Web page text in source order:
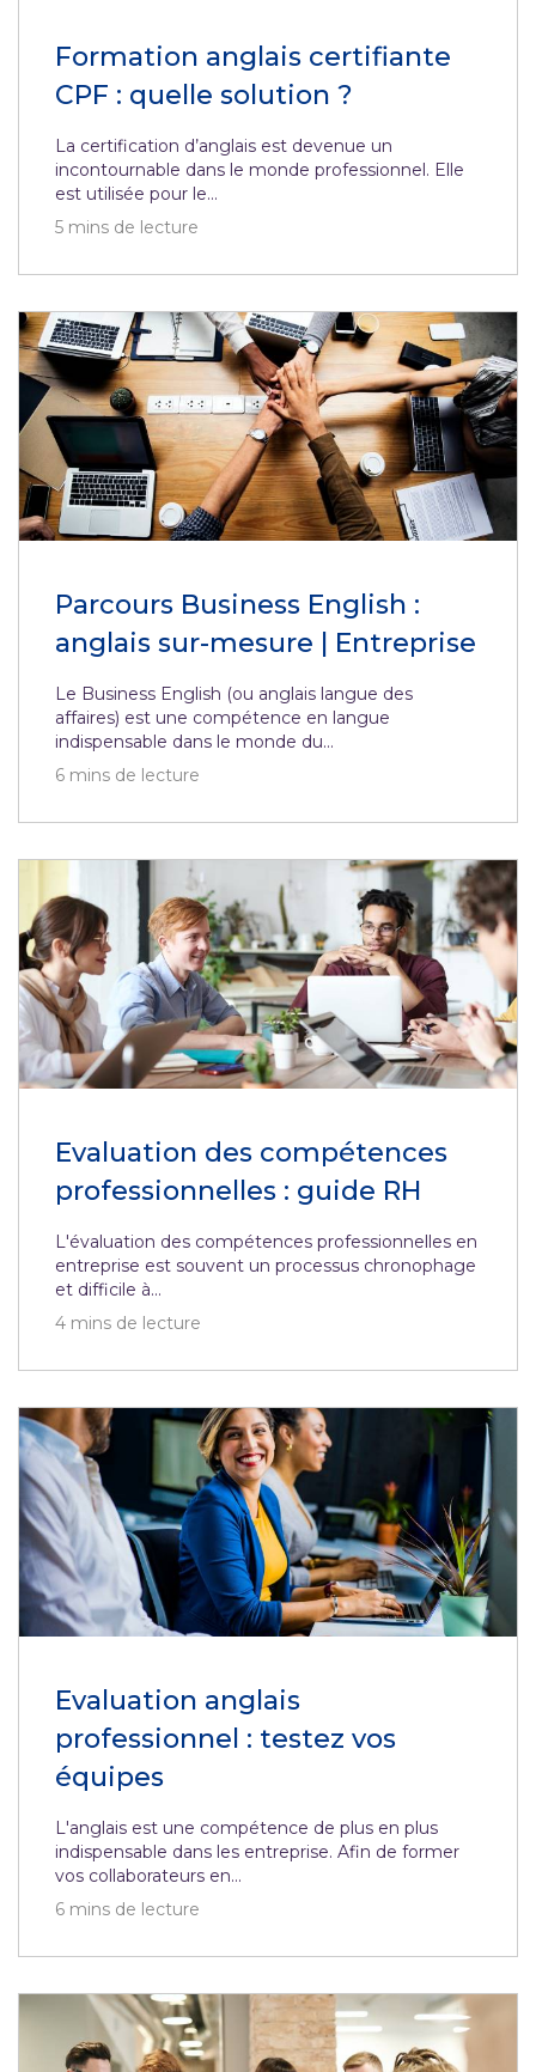
Formation anglais certifiante
CPF : quelle solution ?
La certification d’anglais est devenue un
incontournable dans le monde professionnel. Elle
est utilisée pour le...
5 mins de lecture
Parcours Business English :
anglais sur-mesure | Entreprise
Le Business English (ou anglais langue des
affaires) est une compétence en langue
indispensable dans le monde du...
6 mins de lecture
Evaluation des compétences
professionnelles : guide RH
L'évaluation des compétences professionnelles en
entreprise est souvent un processus chronophage
et difficile à...
4 mins de lecture
Evaluation anglais
professionnel : testez vos
équipes
L'anglais est une compétence de plus en plus
indispensable dans les entreprise. Afin de former
vos collaborateurs en...
6 mins de lecture